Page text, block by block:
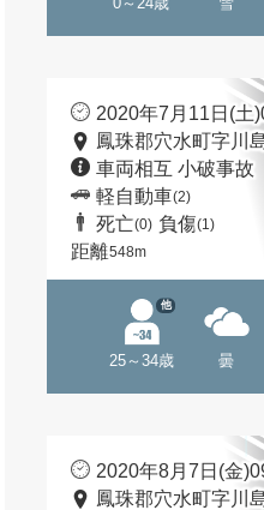
2020年7月11日(土
鳳珠郡穴水町字川
車両相互 小破事故
軽自動車(2)
死亡(0) 負傷(1)
距離548m
25～34歳
他
曇
2020年8月7日(金
鳳珠郡穴水町字川